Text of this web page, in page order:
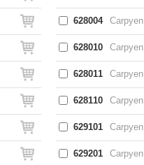
628004 Carpyen
628010 Carpyen
628011 Carpyen
628110 Carpyen
629101 Carpyen
629201 Carpyen